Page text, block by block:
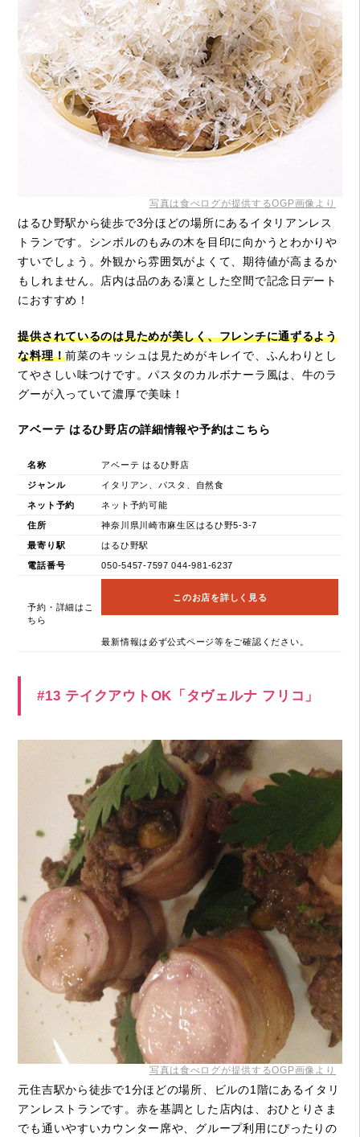
写真は食べログが提供するOGP画像より
はるひ野駅から徒歩で3分ほどの場所にあるイタリアンレス
トランです。シンボルのもみの木を目印に向かうとわかりや
すいでしょう。外観から雰囲気がよくて、期待値が高まるか
もしれません。店内は品のある凜とした空間で記念日デート
におすすめ！
提供されているのは見ためが美しく、フレンチに通ずるよう
な料理！前菜のキッシュは見ためがキレイで、ふんわりとし
てやさしい味つけです。パスタのカルボナーラ風は、牛のラ
グーが入っていて濃厚で美味！
アベーテ はるひ野店の詳細情報や予約はこちら
名称 アベーテ はるひ野店
ジャンル イタリアン、パスタ、自然食
ネット予約 ネット予約可能
住所 神奈川県川崎市麻生区はるひ野5-3-7
最寄り駅 はるひ野駅
電話番号 050-5457-7597 044-981-6237
予約・詳細はこ
ちら
このお店を詳しく見る
最新情報は必ず公式ページ等をご確認ください。
#13 テイクアウトOK「タヴェルナ フリコ」
写真は食べログが提供するOGP画像より
元住吉駅から徒歩で1分ほどの場所、ビルの1階にあるイタリ
アンレストランです。赤を基調とした店内は、おひとりさま
でも通いやすいカウンター席や、グループ利用にぴったりの